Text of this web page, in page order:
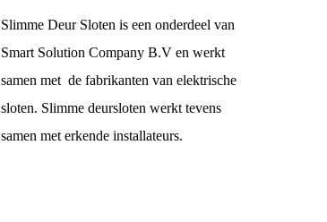
Slimme Deur Sloten is een onderdeel van
Smart Solution Company B.V en werkt
samen met de fabrikanten van elektrische
sloten. Slimme deursloten werkt tevens
samen met erkende installateurs.